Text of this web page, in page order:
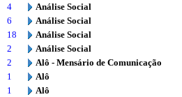
4
Análise Social
6
Análise Social
18
Análise Social
2
Análise Social
2
Alô - Mensário de Comunicação
1
Alô
1
Alô